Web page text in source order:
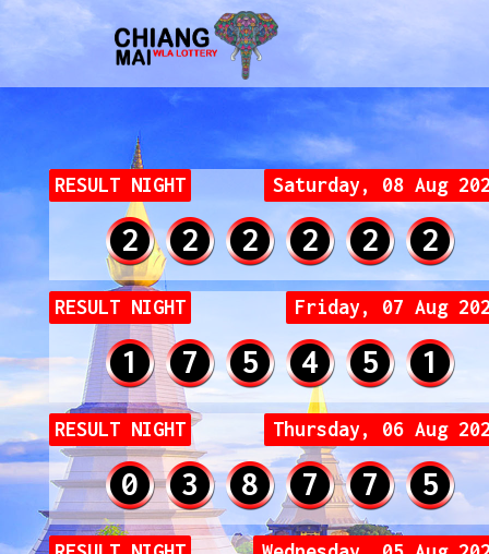
RESULT NIGHT Saturday, 08 Aug
0 0 0 0 0 0
RESULT NIGHT Friday, 07 Aug
1 7 5 4 5 1
RESULT NIGHT Thursday, 06 Aug
0 3 8 7 7 5